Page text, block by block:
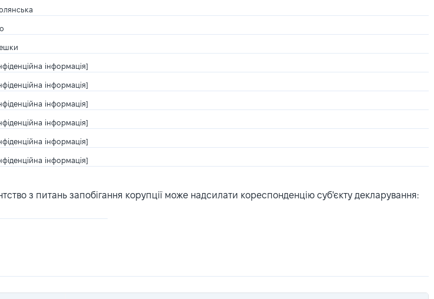
інформація]
інформація]
інформація]
інформація]
інформація]
інформація]
з питань запобігання корупції може надсилати кореспонденцію суб'єкту декларування: